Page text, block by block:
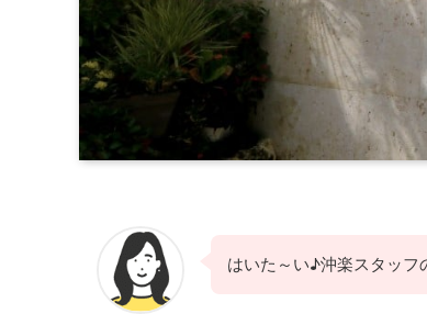
はいた～い♪沖楽スタッフ